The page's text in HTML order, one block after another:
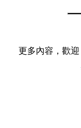
更多內容，歡迎